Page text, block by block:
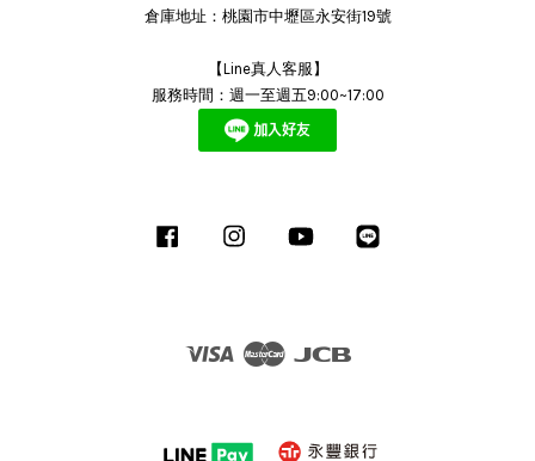
倉庫地址：桃園市中壢區永安街19號
【Line真人客服】
服務時間：週一至週五9:00~17:00
Facebook Instagram YouTube
Visa Master